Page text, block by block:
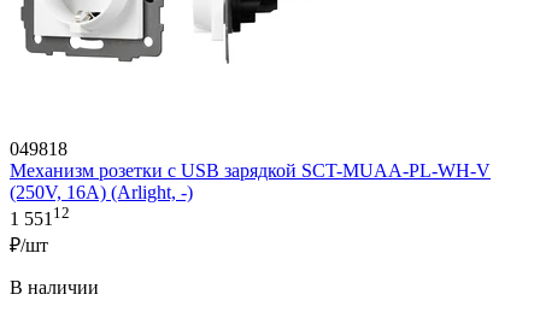
049818
Механизм розетки с USB зарядкой SCT-MUAA-PL-WH-V
(250V, 16A) (Arlight, -)
1 55112
₽/шт
В наличии